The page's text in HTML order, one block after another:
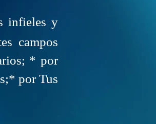
infieles y
campos
* por
por Tus